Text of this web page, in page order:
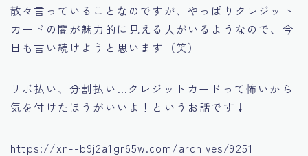
散々言っていることなのですが、やっぱりクレジット
カードの闇が魅力的に見える人がいるようなので、今
日も言い続けようと思います（笑）
リボ払い、分割払い…クレジットカードって怖いから
気を付けたほうがいいよ！というお話です↓
https://xn--b9j2a1gr65w.com/archives/9251